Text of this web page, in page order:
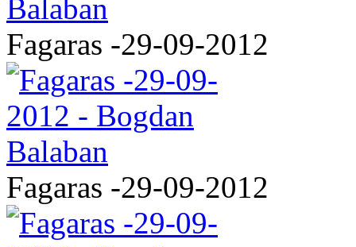
Fagaras -29-09-2012
Fagaras -29-09-2012